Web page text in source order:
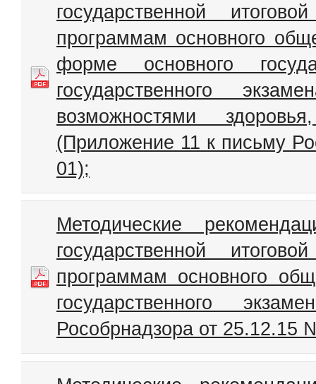
государственной
программам основного
форме основного
государственного
возможностями
(Приложение 11 к письму
01);
Методические
государственной
программам основного
государственного
Рособрнадзора от 25.12.15